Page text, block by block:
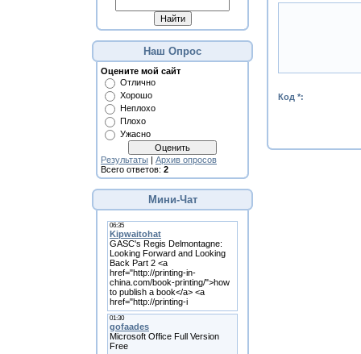
Наш Опрос
Оцените мой сайт
Отлично
Хорошо
Неплохо
Плохо
Ужасно
Результаты | Архив опросов
Всего ответов: 2
Мини-Чат
Код *: